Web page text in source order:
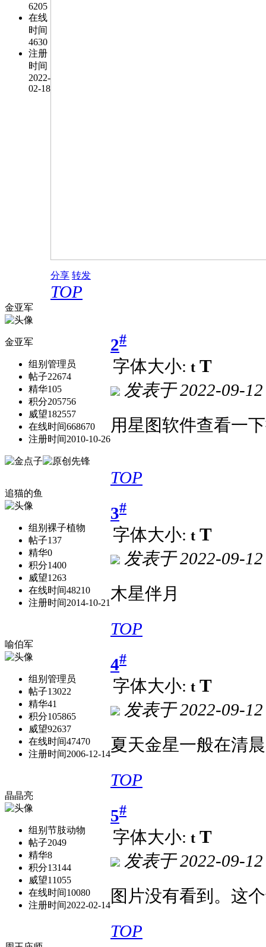
6205
在线
时间
4630
注册
时间
2022-
02-18
分享 转发
TOP
金亚军
金亚军
组别 管理员
帖子22674
精华105
积分205756
威望182557
在线时间668670
注册时间2010-10-26
2#
字体大小: t T
发表于2022-09-
用星图软件查看一
TOP
追猫的鱼
组别 裸子植物
帖子137
精华0
积分1400
威望1263
在线时间48210
注册时间2014-10-21
3#
字体大小: t T
发表于2022-09-
木星伴月
TOP
喻伯军
组别 管理员
帖子13022
精华41
积分105865
威望92637
在线时间47470
注册时间2006-12-14
4#
字体大小: t T
发表于2022-09-
夏天金星一般在清
TOP
晶晶亮
组别 节肢动物
帖子2049
精华8
积分13144
威望11055
在线时间10080
注册时间2022-02-14
5#
字体大小: t T
发表于2022-09-
图片没有看到。这
TOP